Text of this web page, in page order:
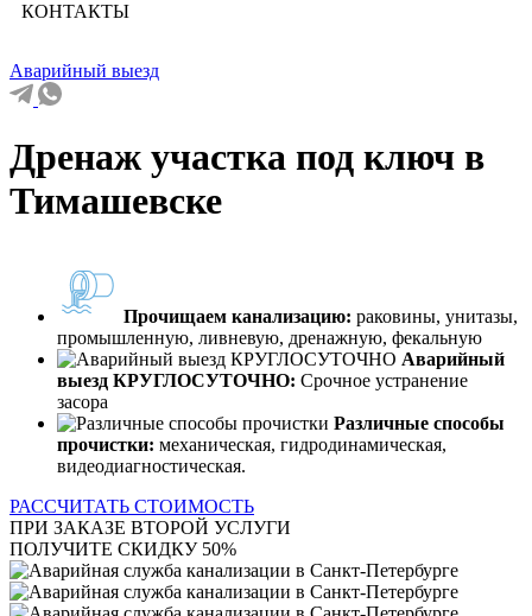
КОНТАКТЫ
Аварийный выезд
Дренаж участка под ключ в
Тимашевске
Прочищаем канализацию: раковины, унитазы,
промышленную, ливневую, дренажную, фекальную
Аварийный
выезд КРУГЛОСУТОЧНО: Срочное устранение
засора
Различные способы
прочистки: механическая, гидродинамическая,
видеодиагностическая.
РАССЧИТАТЬ СТОИМОСТЬ
ПРИ ЗАКАЗЕ ВТОРОЙ УСЛУГИ
ПОЛУЧИТЕ СКИДКУ 50%